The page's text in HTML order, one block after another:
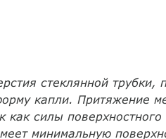
стеклянной трубки,
капли. Притяжение
силы поверхностного
минимальную